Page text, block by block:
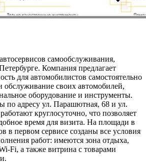
самообслуживания,
Компания предлагает
для автомобилистов самостоятельно
обслуживание своих автомобилей,
оборудование и инструменты.
по адресу ул. Парашютная, 68 и ул.
круглосуточно, что позволяет
время для визита. На площади в
в первом сервисе созданы все условия
работ: имеются зона отдыха,
Fi, а также витрина с товарами